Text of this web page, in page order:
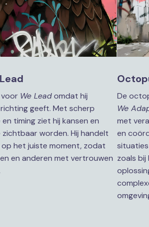
We Lead omdat hij
geeft. Met scherp
timing ziet hij kansen en
zichtbaar worden. Hij handelt
het juiste moment, zodat
en anderen met vertrouwen
We
met
en
zoals bij